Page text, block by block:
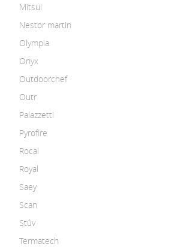
Mitsui
Nestor martin
Olympia
Onyx
Outdoorchef
Outr
Palazzetti
Pyrofire
Rocal
Royal
Saey
Scan
Stûv
Termatech